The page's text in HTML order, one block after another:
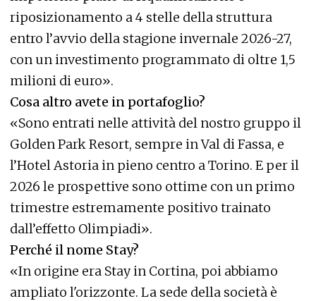
riposizionamento a 4 stelle della struttura
entro l’avvio della stagione invernale 2026-27,
con un investimento programmato di oltre 1,5
milioni di euro».
Cosa altro avete in portafoglio?
«Sono entrati nelle attività del nostro gruppo il
Golden Park Resort, sempre in Val di Fassa, e
l’Hotel Astoria in pieno centro a Torino. E per il
2026 le prospettive sono ottime con un primo
trimestre estremamente positivo trainato
dall’effetto Olimpiadi».
Perché il nome Stay?
«In origine era Stay in Cortina, poi abbiamo
ampliato l'orizzonte. La sede della società è